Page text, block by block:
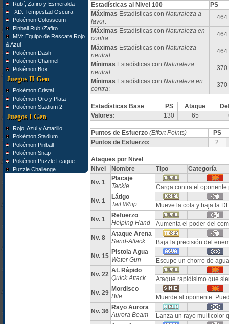
Rubí, Zafiro y Esmeralda
XD: Tempestad Oscura
Pokémon Colosseum
Pinball Rubí/Zafiro
MM: Equipo de Rescate Rojo
& Azul
Pokémon Dash
Pokémon Channel
Pokémon Box
Juegos II Gen
Pokémon Cristal
Pokémon Oro y Plata
Pokémon Stadium 2
Juegos I Gen
Rojo, Azul y Amarillo
Pokémon Stadium
Pokémon Pinball
Pokémon Snap
Pokémon Puzzle League
Puzzle Challenge
Estadísticas al Nivel 100
PS
Máximas Estadísticas con Naturaleza a
favor:
464
Máximas Estadísticas con Naturaleza en
contra:
464
Máximas Estadísticas con Naturaleza
neutral:
464
Mínimas Estadísticas con Naturaleza
neutral:
370
Mínimas Estadísticas con Naturaleza en
contra:
370
Estadísticas Base PS Ataque
Valores:
130 65
Puntos de Esfuerzo (Effort Points)
PS
Puntos de Esfuerzo:
2
Ataques por Nivel
Nivel
Nombre Tipo
Categoría
Nv. 1
Placaje
Tackle
Carga contra el
Nv. 1
Látigo
Tail Whip
Mueve la cola y baja la
Nv. 1
Refuerzo
Helping Hand
Aumenta el poder del
Nv. 8
Ataque Arena
Sand-Attack
Baja la precisión del
Nv. 15
Pistola Agua
Water Gun
Escupe un chorro de
Nv. 22
At. Rápido
Quick Attack
Ataque rapidísimo que
Nv. 29
Mordisco
Bite
Muerde al oponente.
Nv. 36
Rayo Aurora
Aurora Beam
Lanza un rayo multicolor